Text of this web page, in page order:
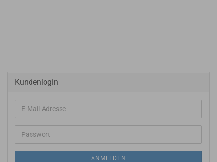
Kundenlogin
E-
Mail-
Adresse
Passwort
ANMELDEN